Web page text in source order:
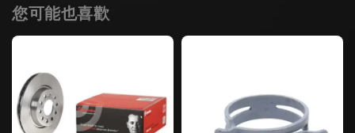
您可能也喜歡